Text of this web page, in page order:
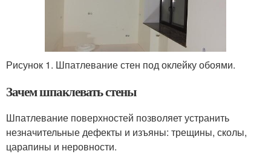
Рисунок 1. Шпатлевание стен под оклейку обоями.
Зачем шпаклевать стены
Шпатлевание поверхностей позволяет устранить
незначительные дефекты и изъяны: трещины, сколы,
царапины и неровности.